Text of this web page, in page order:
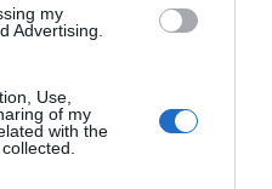
my
Advertising.
Use,
of my
with theSANCHISTA
sanchista. La